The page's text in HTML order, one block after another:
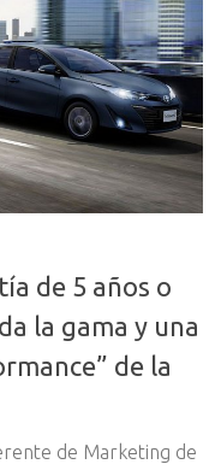
de 5 años o
la gama y una
de la
de Marketing de